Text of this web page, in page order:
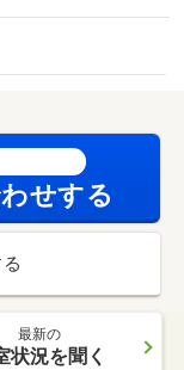
せする
最新の
状況を聞く